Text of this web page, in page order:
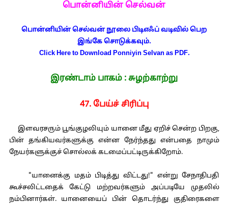
பொன்னியின் செல்வன்
பொன்னியின் செல்வன் நூலை பிடிஎஃப் வடிவில் பெற
இங்கே சொடுக்கவும்.
Click Here to Download Ponniyin Selvan as PDF.
இரண்டாம் பாகம் : சுழற்காற்று
47. பேய்ச் சிரிப்பு
இளவரசரும் பூங்குழலியும் யானை மீது ஏறிச் சென்ற பிறகு,
பின் தங்கியவர்களுக்கு என்ன நேர்ந்தது என்பதை நாமும்
நேயர்களுக்குச் சொல்லக் கடமைப்பட்டிருக்கிறோம்.
"யானைக்கு மதம் பிடித்து விட்டது!" என்று சேநாதிபதி
கூச்சலிட்டதைக் கேட்டு மற்றவர்களும் அப்படியே முதலில்
நம்பினார்கள். யானையைப் பின் தொடர்ந்து குதிரைகளை